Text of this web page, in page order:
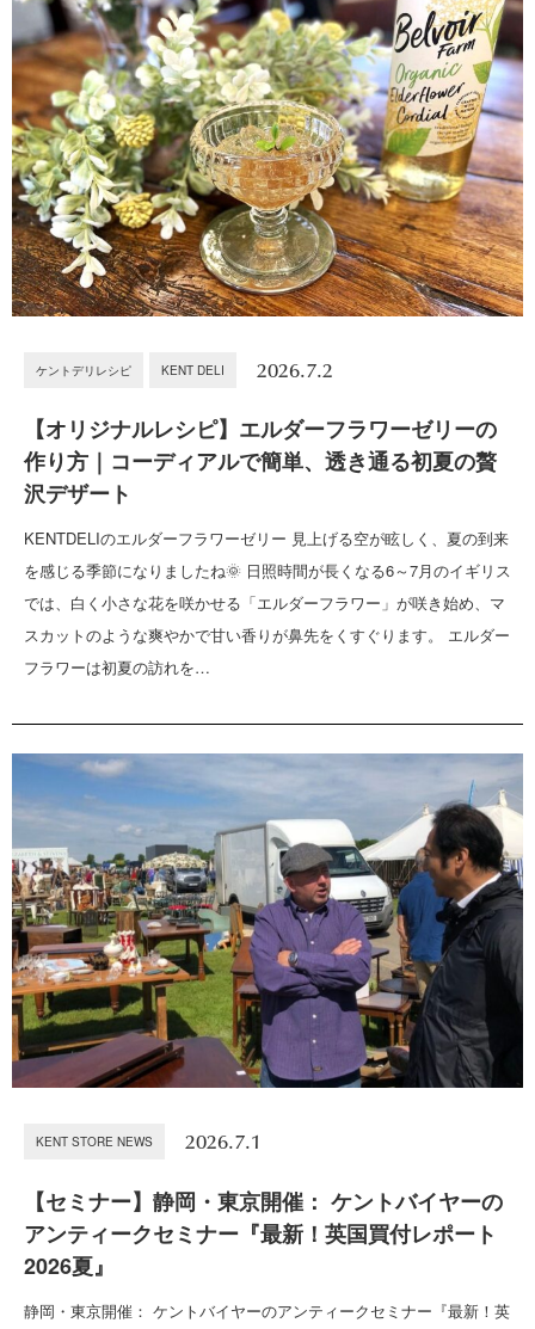
ケントデリレシピ KENT DELI 2026.7.2
【オリジナルレシピ】エルダーフラワーゼリーの
作り方｜コーディアルで簡単、透き通る初夏の贅
沢デザート
KENTDELIのエルダーフラワーゼリー 見上げる空が眩しく、夏の到来
を感じる季節になりましたね🌞 日照時間が長くなる6～7月のイギリス
では、白く小さな花を咲かせる「エルダーフラワー」が咲き始め、マ
スカットのような爽やかで甘い香りが鼻先をくすぐります。 エルダー
フラワーは初夏の訪れを…
KENT STORE NEWS 2026.7.1
【セミナー】静岡・東京開催： ケントバイヤーの
アンティークセミナー『最新！英国買付レポート
2026夏』
静岡・東京開催： ケントバイヤーのアンティークセミナー『最新！英